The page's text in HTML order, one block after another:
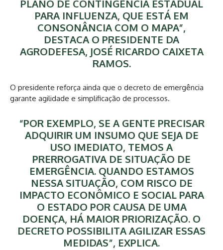
PLANO DE CONTINGÊNCIA ESTADUAL
PARA INFLUENZA, QUE ESTÁ EM
CONSONÂNCIA COM O MAPA”,
DESTACA O PRESIDENTE DA
AGRODEFESA, JOSÉ RICARDO CAIXETA
RAMOS.
O presidente reforça ainda que o decreto de emergência
garante agilidade e simplificação de processos.
“POR EXEMPLO, SE A GENTE PRECISAR
ADQUIRIR UM INSUMO QUE SEJA DE
USO IMEDIATO, TEMOS A
PRERROGATIVA DE SITUAÇÃO DE
EMERGÊNCIA. QUANDO ESTAMOS
NESSA SITUAÇÃO, COM RISCO DE
IMPACTO ECONÔMICO E SOCIAL PARA
O ESTADO POR CAUSA DE UMA
DOENÇA, HÁ MAIOR PRIORIZAÇÃO. O
DECRETO POSSIBILITA AGILIZAR ESSAS
MEDIDAS”, EXPLICA.